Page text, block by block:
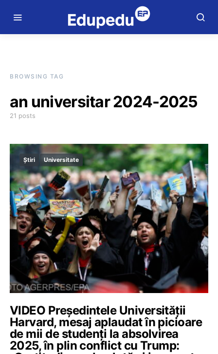
BROWSING TAG
an universitar 2024-2025
21 posts
Știri Universitate
VIDEO Președintele Universității
Harvard, mesaj aplaudat în picioare
de mii de studenți la absolvirea
2025, în plin conflict cu Trump: